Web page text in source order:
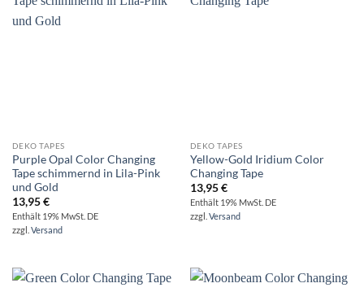
DEKO TAPES
Purple Opal Color Changing
Tape schimmernd in Lila-Pink
und Gold
13,95€
Enthält 19% MwSt. DE
zzgl. Versand
DEKO TAPES
Yellow-Gold Iridium Color
Changing Tape
13,95€
Enthält 19% MwSt. DE
zzgl. Versand